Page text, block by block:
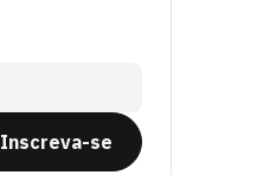
Inscreva-se